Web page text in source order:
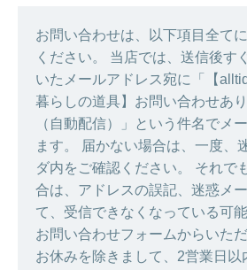
お問い合わせは、以下項目全て
ください。 当店では、送信後す
いたメールアドレス宛に「【
暮らしの道具】お問い合わせあ
（自動配信）」という件名でメ
ます。 届かない場合は、一度、
ダ内をご確認ください。 それで
合は、アドレスの誤記、迷惑メ
て、受信できなくなっている可
お問い合わせフォームからいた
お休みを除きまして、2営業日以